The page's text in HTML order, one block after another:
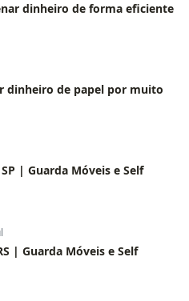
dinheiro de forma eficiente
dinheiro de papel por muito
| Guarda Móveis e Self
| Guarda Móveis e Self